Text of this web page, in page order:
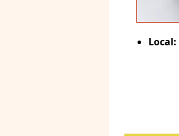
Local: